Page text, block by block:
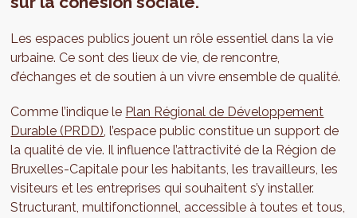
Les espaces publics jouent un rôle essentiel dans la vie
urbaine. Ce sont des lieux de vie, de rencontre,
d’échanges et de soutien à un vivre ensemble de qualité.
Comme l’indique le Plan Régional de Développement
Durable (PRDD), l’espace public constitue un support de
la qualité de vie. Il influence l’attractivité de la Région de
Bruxelles-Capitale pour les habitants, les travailleurs, les
visiteurs et les entreprises qui souhaitent s’y installer.
Structurant, multifonctionnel, accessible à toutes et tous,